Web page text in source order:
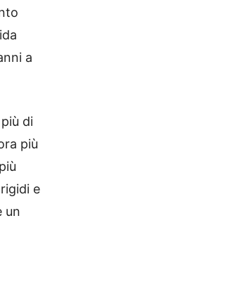
a
di
più
e
un